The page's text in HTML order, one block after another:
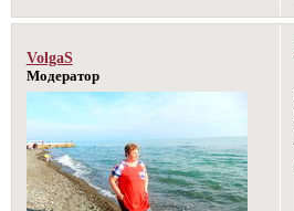
VolgaS
Модератор